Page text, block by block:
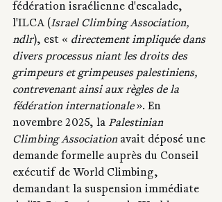
fédération israélienne d'escalade,
l'ILCA (Israel Climbing Association,
ndlr), est « directement impliquée dans
divers processus niant les droits des
grimpeurs et grimpeuses palestiniens,
contrevenant ainsi aux règles de la
fédération internationale ». En
novembre 2025, la Palestinian
Climbing Association avait déposé une
demande formelle auprès du Conseil
exécutif de World Climbing,
demandant la suspension immédiate